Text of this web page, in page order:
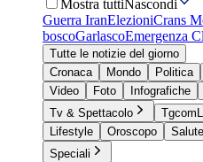
Mostra tuttiNascondi
Guerra IranElezioniCrans
boscoGarlascoEmergenza
Tutte le notizie del giorno
Cronaca
Mondo Politica
Video
Foto Infografiche
Tv & Spettacolo
Lifestyle
Oroscopo Salute
Speciali